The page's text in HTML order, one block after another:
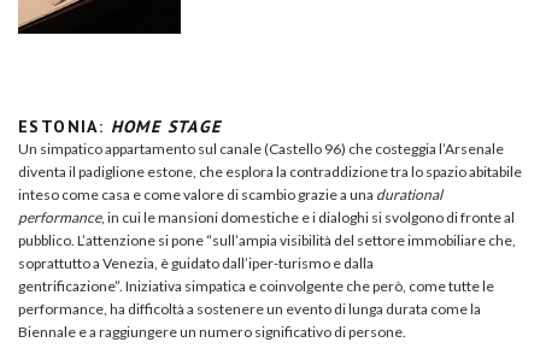
ESTONIA: HOME STAGE
Un simpatico appartamento sul canale (Castello 96) che costeggia l’Arsenale
diventa il padiglione estone, che esplora la contraddizione tra lo spazio abitabile
inteso come casa e come valore di scambio grazie a una durational
performance, in cui le mansioni domestiche e i dialoghi si svolgono di fronte al
pubblico. L’attenzione si pone “sull’ampia visibilità del settore immobiliare che,
soprattutto a Venezia, è guidato dall’iper-turismo e dalla
gentrificazione”. Iniziativa simpatica e coinvolgente che però, come tutte le
performance, ha difficoltà a sostenere un evento di lunga durata come la
Biennale e a raggiungere un numero significativo di persone.